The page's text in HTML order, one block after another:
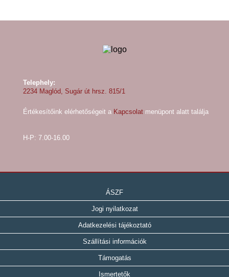
Telephely:
2234 Maglód, Sugár út hrsz. 815/1
Értékesítőink elérhetőségeit a Kapcsolat menüpont alatt találja
H-P: 7.00-16.00
ÁSZF
Jogi nyilatkozat
Adatkezelési tájékoztató
Szállítási információk
Támogatás
Ismertetők